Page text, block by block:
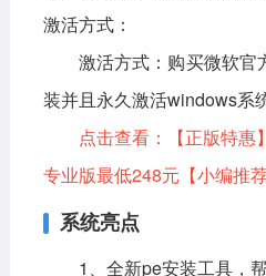
电脑软件
网络软件 系统软
图形图像 媒体
安全软件 游戏娱乐
编程开发
激活方式：
激活方式： 购买微软官
装并且永久激活windows系统
点击查看：
【正版特
专业版最低248元 【小编推
系统亮点
1、全新pe安装工具，